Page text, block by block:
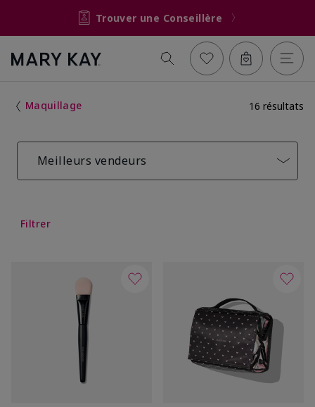
Trouver une Conseillère
Maquillage 16 résultats
Meilleurs vendeurs
Filtrer